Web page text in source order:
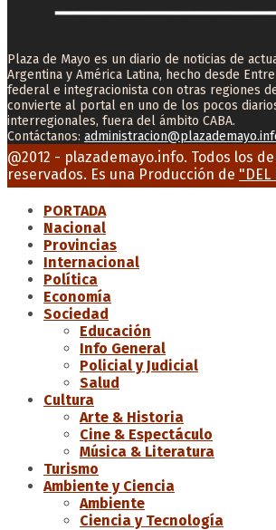
Plaza de Mayo es un diario de noticias de
Argentina y América Latina, hecho desde
federal e integracionista con otras regiones
convierte al portal en uno de los pocos
interregionales, fuera del ámbito CABA.
Contáctanos:
Facebook
Twitter
Instagram
Youtube
Email
@2012 - plazademayo.info. Todos los
reservados. Es una Producción de "DEL
PORTADA
Nacional
Provincias
Internacional
Política
Economía
Sociedad
Educación
Info General
Policial y Judicial
Salud
Cultura
Arte & Historia
Cine & Espectáculo
Música & Literatura
Turismo
Ambiente y Ciencia
Ambiente
Ciencia y Tecnología